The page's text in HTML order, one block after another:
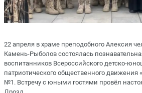
22 апреля в храме преподобного Алексия
Камень-Рыболов состоялась
воспитанников Всероссийского детско-
патриотического общественного
№1. Встречу с юными гостями провёл